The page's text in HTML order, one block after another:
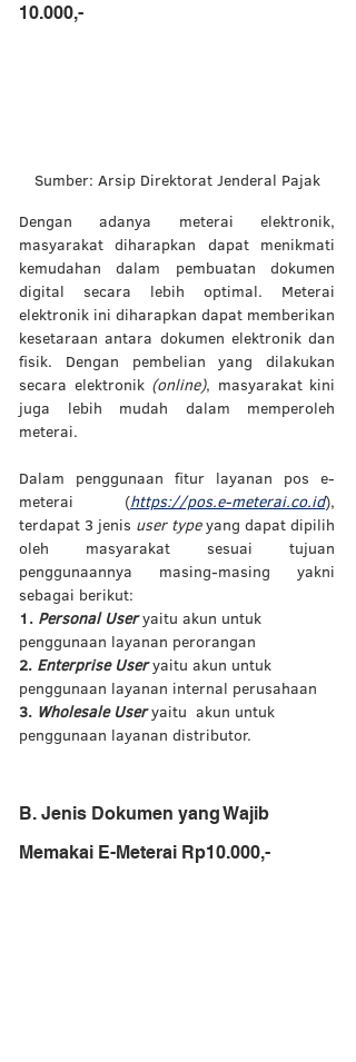
10.000,-
Sumber: Arsip Direktorat Jenderal Pajak
Dengan adanya meterai elektronik,
masyarakat diharapkan dapat menikmati
kemudahan dalam pembuatan dokumen
digital secara lebih optimal. Meterai
elektronik ini diharapkan dapat memberikan
kesetaraan antara dokumen elektronik dan
fisik. Dengan pembelian yang dilakukan
secara elektronik (online), masyarakat kini
juga lebih mudah dalam memperoleh
meterai.
Dalam penggunaan fitur layanan pos e-
meterai (https://pos.e-meterai.co.id),
terdapat 3 jenis user type yang dapat dipilih
oleh masyarakat sesuai tujuan
penggunaannya masing-masing yakni
sebagai berikut:
1. Personal User yaitu akun untuk
penggunaan layanan perorangan
2. Enterprise User yaitu akun untuk
penggunaan layanan internal perusahaan
3. Wholesale User yaitu akun untuk
penggunaan layanan distributor.
B. Jenis Dokumen yang Wajib
Memakai E-Meterai Rp10.000,-